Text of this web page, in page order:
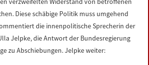
Diese schäbige Politik muss umgehend
die innenpolitische Sprecherin der
Jelpke, die Antwort der Bundesregierung
zu Abschiebungen. Jelpke weiter: